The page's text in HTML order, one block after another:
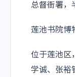
总督衙署，
莲池书院博
位于莲池区
学诚、张裕